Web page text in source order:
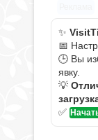
✨
📅
🕒 Вы
явку.
💡
✅